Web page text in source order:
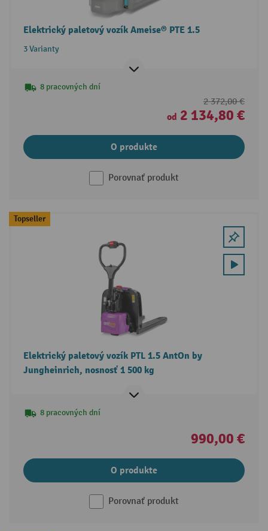
Elektrický paletový vozík Ameise® PTE 1.5
3 Varianty
8 pracovných dní
2 372,00 €
od 2 134,80 €
O produkte
Porovnať produkt
Topseller
Elektrický paletový vozík PTL 1.5 AntOn by
Jungheinrich, nosnosť 1 500 kg
8 pracovných dní
990,00 €
O produkte
Porovnať produkt